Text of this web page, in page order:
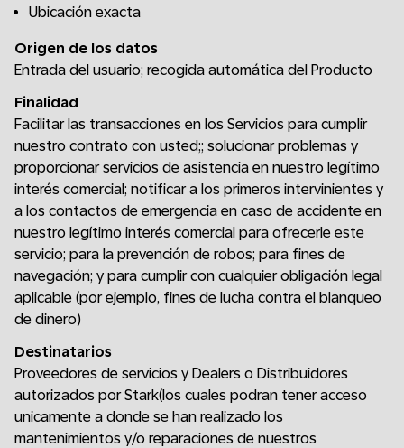
Ubicación exacta
Origen de los datos
Entrada del usuario; recogida automática del Producto
Finalidad
Facilitar las transacciones en los Servicios para cumplir
nuestro contrato con usted;; solucionar problemas y
proporcionar servicios de asistencia en nuestro legítimo
interés comercial; notificar a los primeros intervinientes y
a los contactos de emergencia en caso de accidente en
nuestro legítimo interés comercial para ofrecerle este
servicio; para la prevención de robos; para fines de
navegación; y para cumplir con cualquier obligación legal
aplicable (por ejemplo, fines de lucha contra el blanqueo
de dinero)
Destinatarios
Proveedores de servicios y Dealers o Distribuidores
autorizados por Stark(los cuales podran tener acceso
unicamente a donde se han realizado los
mantenimientos y/o reparaciones de nuestros